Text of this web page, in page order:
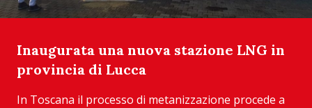
Inaugurata una nuova stazione LNG in
provincia di Lucca
In Toscana il processo di metanizzazione procede a